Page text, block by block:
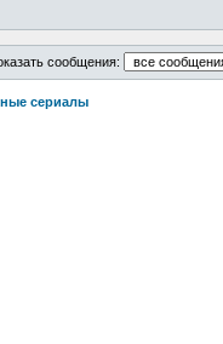
сообщения:
сериалы